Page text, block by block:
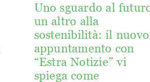
Uno sguardo al
un altro alla
sostenibilità: il nuovo
appuntamento con
“Estra Notizie” vi
spiega come